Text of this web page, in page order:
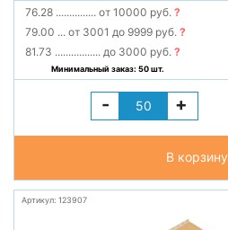
76.28 ............... от 10000 руб.?
79.00 ... от 3001 до 9999 руб.?
81.73 ................. до 3000 руб.?
Минимальный заказ: 50 шт.
- +
В корзину
Артикул: 123907